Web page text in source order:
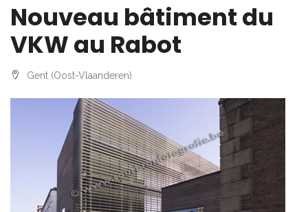
Nouveau bâtiment du
VKW au Rabot
Gent (Oost-Vlaanderen)